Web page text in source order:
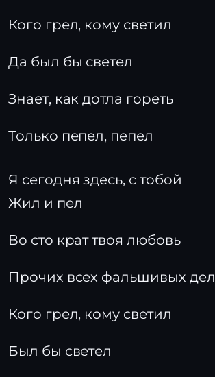
Кого грел, кому светил
Да был бы светел
Знает, как дотла гореть
Только пепел, пепел
Я сегодня здесь, с тобой
Жил и пел
Во сто крат твоя любовь
Прочих всех фальшивых дел
Кого грел, кому светил
Был бы светел